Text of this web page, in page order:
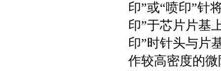
印”或“喷印”针
印”于芯片片基
印”时针头与片
作较高密度的微